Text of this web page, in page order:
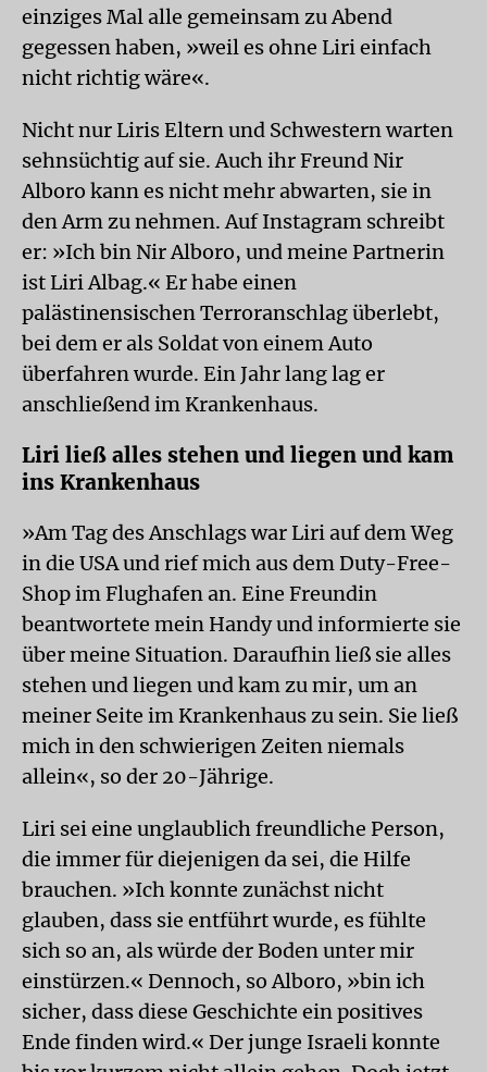
einziges Mal alle gemeinsam zu Abend
gegessen haben, »weil es ohne Liri einfach
nicht richtig wäre«.
Nicht nur Liris Eltern und Schwestern warten
sehnsüchtig auf sie. Auch ihr Freund Nir
Alboro kann es nicht mehr abwarten, sie in
den Arm zu nehmen. Auf Instagram schreibt
er: »Ich bin Nir Alboro, und meine Partnerin
ist Liri Albag.« Er habe einen
palästinensischen Terroranschlag überlebt,
bei dem er als Soldat von einem Auto
überfahren wurde. Ein Jahr lang lag er
anschließend im Krankenhaus.
Liri ließ alles stehen und liegen und kam
ins Krankenhaus
»Am Tag des Anschlags war Liri auf dem Weg
in die USA und rief mich aus dem Duty-Free-
Shop im Flughafen an. Eine Freundin
beantwortete mein Handy und informierte sie
über meine Situation. Daraufhin ließ sie alles
stehen und liegen und kam zu mir, um an
meiner Seite im Krankenhaus zu sein. Sie ließ
mich in den schwierigen Zeiten niemals
allein«, so der 20-Jährige.
Liri sei eine unglaublich freundliche Person,
die immer für diejenigen da sei, die Hilfe
brauchen. »Ich konnte zunächst nicht
glauben, dass sie entführt wurde, es fühlte
sich so an, als würde der Boden unter mir
einstürzen.« Dennoch, so Alboro, »bin ich
sicher, dass diese Geschichte ein positives
Ende finden wird.« Der junge Israeli konnte